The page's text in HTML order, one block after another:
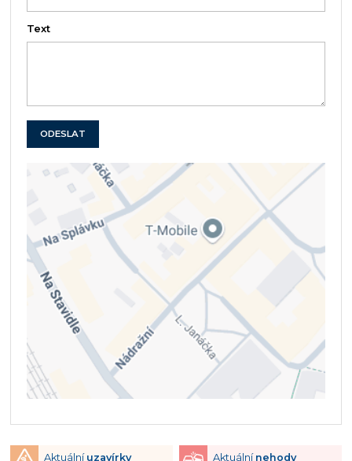
Text
ODESLAT
Aktuální uzavírky Aktuální nehody